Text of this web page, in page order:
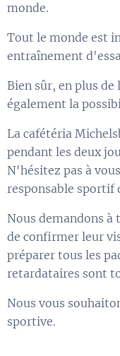
monde.
Tout le monde est
entraînement
Bien sûr, en plus
également la
La cafétéria
pendant les deux
N'hésitez pas à
responsable sportif
Nous demandons à
de confirmer leur
préparer tous les
retardataires sont
Nous vous
sportive.